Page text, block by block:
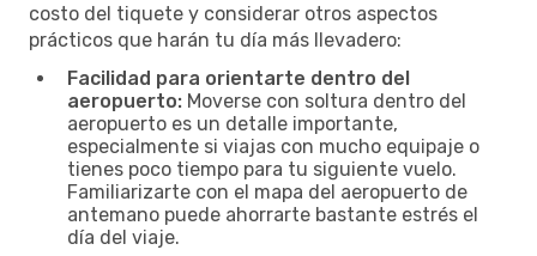
costo del tiquete y considerar otros aspectos
prácticos que harán tu día más llevadero:
Facilidad para orientarte dentro del
aeropuerto: Moverse con soltura dentro del
aeropuerto es un detalle importante,
especialmente si viajas con mucho equipaje o
tienes poco tiempo para tu siguiente vuelo.
Familiarizarte con el mapa del aeropuerto de
antemano puede ahorrarte bastante estrés el
día del viaje.